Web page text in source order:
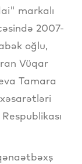
markalı
2007-
oğlu,
Vüqar
Tamara